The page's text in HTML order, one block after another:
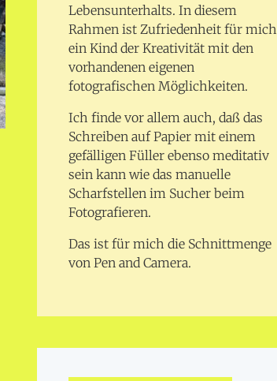
Lebensunterhalts. In diesem
Rahmen ist Zufriedenheit für mich
ein Kind der Kreativität mit den
vorhandenen eigenen
fotografischen Möglichkeiten.
Ich finde vor allem auch, daß das
Schreiben auf Papier mit einem
gefälligen Füller ebenso meditativ
sein kann wie das manuelle
Scharfstellen im Sucher beim
Fotografieren.
Das ist für mich die Schnittmenge
von Pen and Camera.